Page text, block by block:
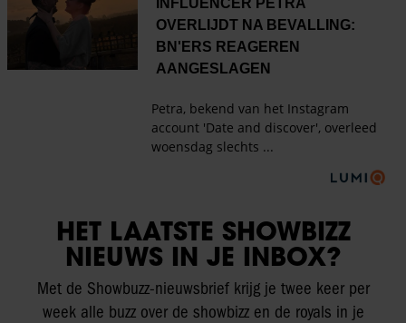
HET LAATSTE SHOWBIZZ
NIEUWS IN JE INBOX?
Met de Showbuzz-nieuwsbrief krijg je twee keer per
week alle buzz over de showbizz en de royals in je